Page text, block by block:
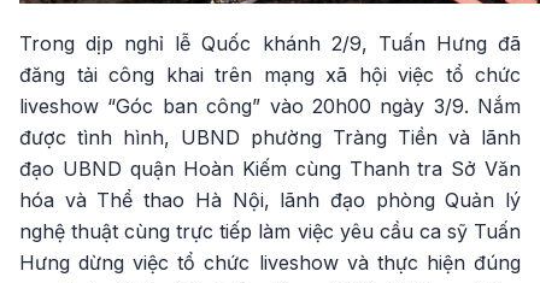
Trong dịp nghỉ lễ Quốc khánh 2/9, Tuấn Hưng đã
đăng tải công khai trên mạng xã hội việc tổ chức
liveshow “Góc ban công” vào 20h00 ngày 3/9. Nắm
được tình hình, UBND phường Tràng Tiền và lãnh
đạo UBND quận Hoàn Kiếm cùng Thanh tra Sở Văn
hóa và Thể thao Hà Nội, lãnh đạo phòng Quản lý
nghệ thuật cùng trực tiếp làm việc yêu cầu ca sỹ Tuấn
Hưng dừng việc tổ chức liveshow và thực hiện đúng